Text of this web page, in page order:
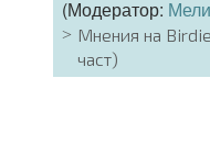
(Модератор: Мели
Мнения на
част)